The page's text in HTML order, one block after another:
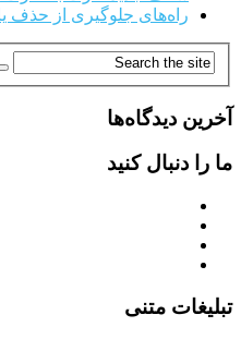
راه‌های جلوگیری از حذف
آخرین دیدگاه‌ها
ما را دنبال کنید
تبلیغات متنی